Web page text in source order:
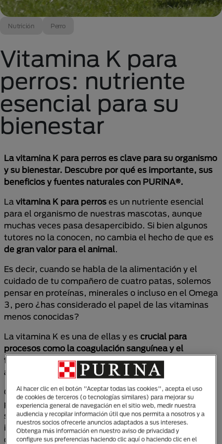
Nutrición Perro
Vitamina K para
perros: nutriente
esencial para su
bienestar
La vitamina K para perros es clave para su organismo
y su bienestar. Descubre por qué es importante, sus
beneficios y fuentes naturales con PURINA®.
La vitamina K para perros es un nutriente esencial
para el organismo de nuestras mascotas, aunque
muchas veces pasa desapercibido. Si bien algunos
tutores no la conocen, no cambia el hecho de que es
de gran valor para el animal.
Es decir, cuando se habla de la alimentación y el
cuidado de tu compañero de cuatro patas, solemos
pensar en proteínas, minerales o incluso en el Omega
3, pero ¿has considerado el papel de las vitaminas
menos conocidas?
La vitamina K es una de ellas y es crucial para
procesos como la coagulación sanguínea y el
fortalecimiento de los huesos, pero ¿cómo se
asegura un perro de obtenerla?
Con esto en mente, has llegado al lugar correcto
porque acá te contaremos todo lo que necesitas
saber sobre la vitamina K para perros: su
importancia, cómo la obtienen de manera natural y
cuándo es necesaria su suplementación. Así podrás
Al hacer clic en el botón "Aceptar todas las cookies", acepta el uso
de cookies de terceros (o tecnologías similares) para mejorar su
experiencia general de navegación en el sitio web, medir nuestra
audiencia y recopilar información útil que nos permita a nosotros y a
nuestros socios ofrecerle anuncios adaptados a sus intereses.
Obtenga más información en nuestro aviso de privacidad y
configure sus preferencias haciendo clic aquí o haciendo clic en el